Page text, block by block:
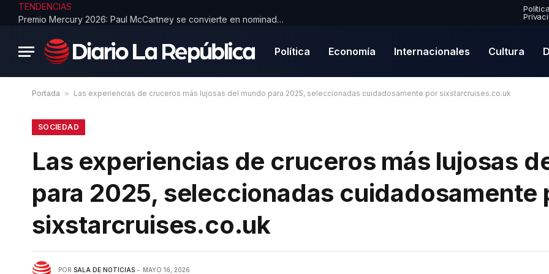
TENDENCIAS
Premio Mercury 2026: Paul McCartney se convierte en nominado por primera vez en una emocionante lista de finalistas
Política Economía Internacionales Cultura
Portada » Las experiencias de cruceros más lujosas del mundo para 2025, seleccionadas cuidadosamente por sixstarcruises.co.uk
SOCIEDAD
Las experiencias de cruceros más lujosas
para 2025, seleccionadas cuidadosamente
sixstarcruises.co.uk
POR SALA DE NOTICIAS MAYO 16, 2026